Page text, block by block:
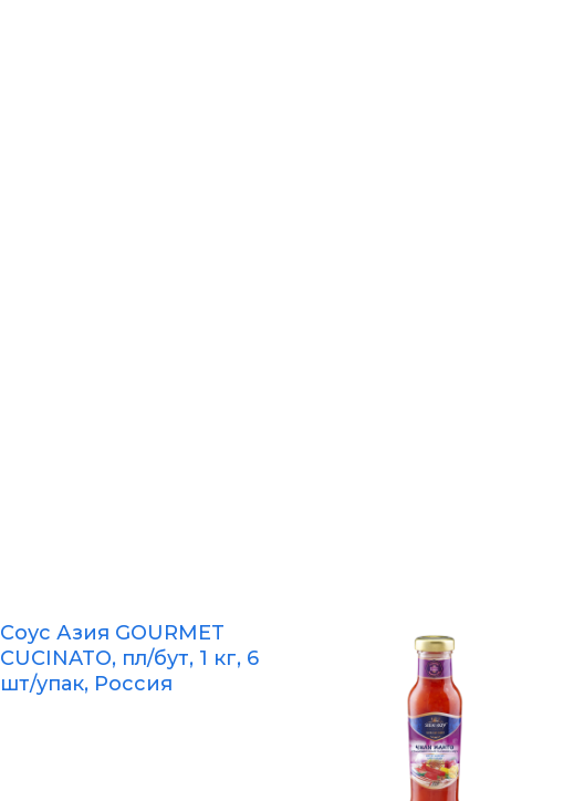
Соус Азия GOURMET
CUCINATO, пл/бут, 1 кг, 6
шт/упак, Россия